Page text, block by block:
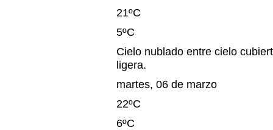
21ºC
5ºC
Cielo nublado entre cielo
ligera.
martes, 06 de marzo
22ºC
6ºC